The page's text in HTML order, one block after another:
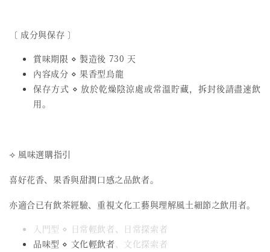
〔 成分與保存 〕
賞味期限 ⋄ 製造後 730 天
內容成分 ⋄ 果香型烏龍
保存方式 ⋄ 放於乾燥陰涼處或常溫貯藏，拆封後請盡速飲
用。
⟢ 風味選購指引
喜好花香、果香與甜潤口感之品飲者。
亦適合已有飲茶經驗、重視文化工藝與理解風土細節之飲用者。
入門型 ⋄ 日常輕飲者、日常探索者
品味型 ⋄ 文化輕飲者、文化探索者